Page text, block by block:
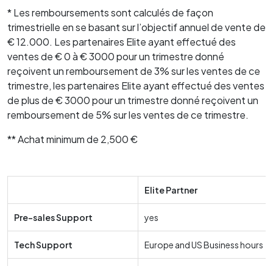
* Les remboursements sont calculés de façon
trimestrielle en se basant sur l’objectif annuel de vente de
€ 12.000. Les partenaires Elite ayant effectué des
ventes de € 0 à € 3000 pour un trimestre donné
reçoivent un remboursement de 3% sur les ventes de ce
trimestre, les partenaires Elite ayant effectué des ventes
de plus de € 3000 pour un trimestre donné reçoivent un
remboursement de 5% sur les ventes de ce trimestre.
** Achat minimum de 2,500 €
Elite Partner
Pre-sales Support yes
Tech Support Europe and US Business hours